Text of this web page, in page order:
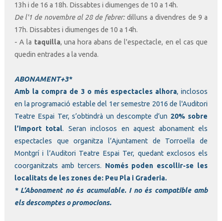
13h i de 16 a 18h. Dissabtes i diumenges de 10 a 14h.
De l'1 de novembre al 28 de febrer:dilluns a divendres de 9 a
17h. Dissabtes i diumenges de 10 a 14h.
- A la taquilla, una hora abans de l'espectacle, en el cas que
quedin entrades a la venda.
ABONAMENT+3*
Amb la compra de 3 o més espectacles alhora, inclosos
en la programació estable del 1er semestre 2016 de l'Auditori
Teatre Espai Ter, s’obtindrà un descompte d’un 20% sobre
l’import total. Seran inclosos en aquest abonament els
espectacles que organitza l’Ajuntament de Torroella de
Montgrí i l’Auditori Teatre Espai Ter, quedant exclosos els
coorganitzats amb tercers. Només poden escollir-se les
localitats de les zones de: Peu Pla i Graderia.
* L’Abonament no és acumulable. I no és compatible amb
els descomptes o promocions.